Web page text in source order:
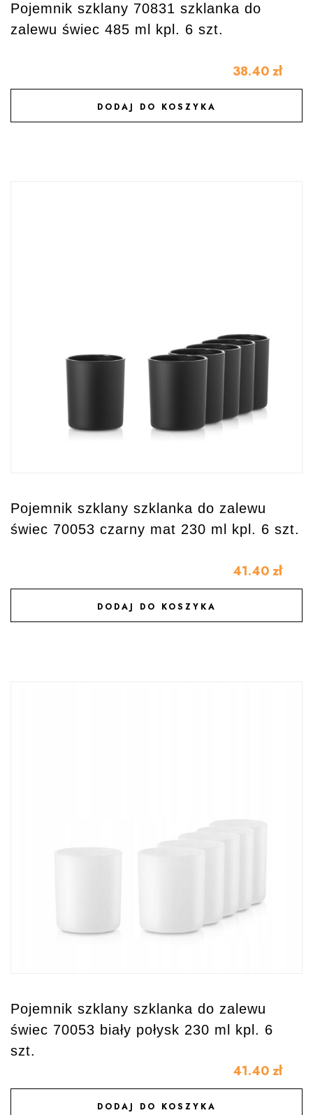
Pojemnik szklany 70831 szklanka do
zalewu świec 485 ml kpl. 6 szt.
38.40 zł
DODAJ DO KOSZYKA
DODAJ DO ULUBIONYCH
Pojemnik szklany szklanka do zalewu
świec 70053 czarny mat 230 ml kpl. 6 szt.
41.40 zł
DODAJ DO KOSZYKA
DODAJ DO ULUBIONYCH
Pojemnik szklany szklanka do zalewu
świec 70053 biały połysk 230 ml kpl. 6
szt.
41.40 zł
DODAJ DO KOSZYKA
DODAJ DO ULUBIONYCH